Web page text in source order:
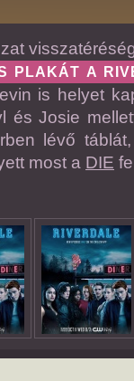
PLAKÁT A
is helyet
és Josie
lévő
most a DIE